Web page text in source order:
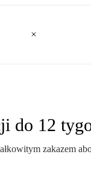
do 12
zakazem